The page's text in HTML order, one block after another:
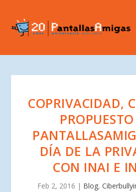
COPRIVACIDAD,
DÍA DE LA
CON INAI E
Feb 2, 2016 | Blog,